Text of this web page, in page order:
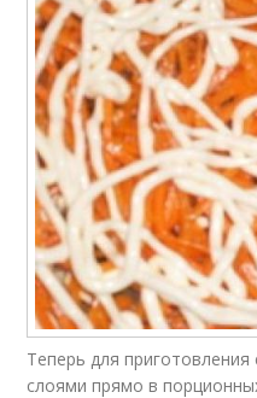
Теперь для
слоями прямо в